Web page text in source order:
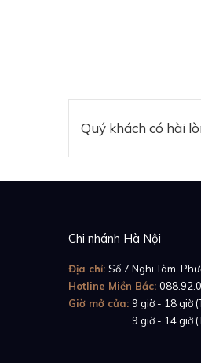
Quý khách có hài
Chi nhánh Hà Nội
Địa chỉ: Số 7 Nghi Tàm,
Hotline Miền Bắc:
Giờ mở cửa: 9 giờ - 18 giờ
9 giờ - 14 giờ